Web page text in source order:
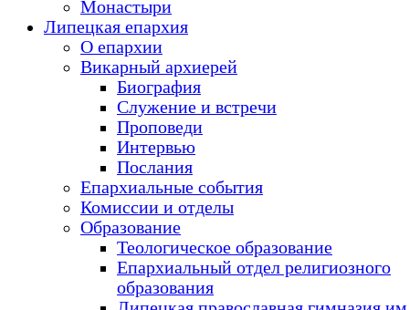
Монастыри
Липецкая епархия
О епархии
Викарный архиерей
Биография
Служение и встречи
Проповеди
Интервью
Послания
Епархиальные события
Комиссии и отделы
Образование
Теологическое образование
Епархиальный отдел религиозного
образования